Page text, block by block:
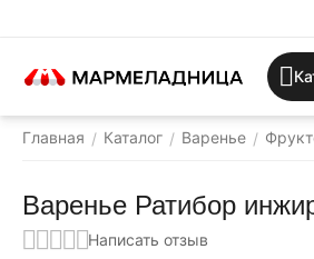
Главная / Каталог / Варенье /
Варенье Ратибор
Написать отзыв